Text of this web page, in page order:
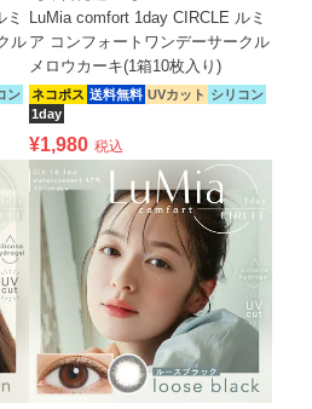
ミ
ル
ン
LuMia comfort 1day CIRCLE ルミ
ア コンフォートワンデーサークル
メロウカーキ(1箱10枚入り)
ネコポス 送料無料 UVカット シリコン
1day
¥1,980 税込